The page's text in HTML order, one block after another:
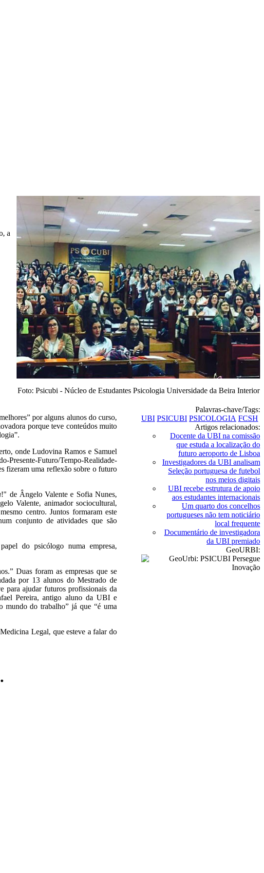
a
Foto: Psicubi - Núcleo de Estudantes Psicologia Universidade da Beira Interior
por alguns alunos do curso,
porque teve conteúdos muito
onde Ludovina Ramos e Samuel
Presente-Futuro/Tempo-Realidade-
fizeram uma reflexão sobre o futuro
!" de Ângelo Valente e Sofia Nunes,
Valente, animador sociocultural,
centro. Juntos formaram este
conjunto de atividades que são
do psicólogo numa empresa,
Duas foram as empresas que se
por 13 alunos do Mestrado de
para ajudar futuros profissionais da
Pereira, antigo aluno da UBI e
mundo do trabalho” já que “é uma
Legal, que esteve a falar do
Palavras-chave/Tags:
UBI PSICUBI PSICOLOGIA FCSH
Artigos relacionados:
Docente da UBI na comissão
que estuda a localização do
futuro aeroporto de Lisboa
Investigadores da UBI analisam
Seleção portuguesa de futebol
nos meios digitais
UBI recebe estrutura de apoio
aos estudantes internacionais
Um quarto dos concelhos
portugueses não tem noticiário
local frequente
Documentário de investigadora
da UBI premiado
GeoURBI: